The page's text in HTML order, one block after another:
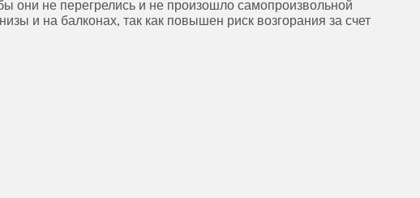
они не перегрелись и не произошло самопроизвольной
и на балконах, так как повышен риск возгорания за счет